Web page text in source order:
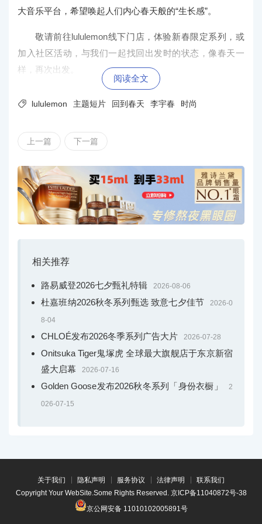
大音乐平台，希望唤起人们内心春天般的“生长感”。
敬请前往lululemon线下门店，体验新春限定系列，或
加入社区活动，与我们一起找回出发时的状态，像春天一
样，再次出发。
阅读全文
 lululemon 主题短片 回到春天 李宇春 时尚
上一篇 下一篇
相关推荐
路易威登2026七夕甄礼特辑 2026-08-06
杜嘉班纳2026秋冬系列甄选 致意七夕佳节 2026-0
8-04
CHLOÉ发布2026冬季系列广告大片 2026-07-28
Onitsuka Tiger鬼塚虎 全球最大旗舰店于东京新宿
盛大启幕
2026-07-16
Golden Goose发布2026秋冬系列「身份衣橱」 2
026-07-15
关于我们 隐私声明 服务协议 法律声明
联系我们
Copyright Your WebSite.Some Rights Reserved. 京ICP备11040872号-38
京公网安备 11010102005891号